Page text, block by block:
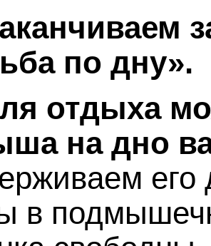
по дну».
отдыха
на дно
его
в